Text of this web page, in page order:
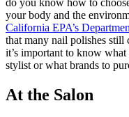
your body and the
California EPA’s
that many nail polishes still
it’s important to know
stylist or what brands to
At the Salon